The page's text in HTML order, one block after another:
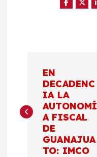
v
EN
DECADENC
IA LA
AUTONOMÍ
A FISCAL
DE
GUANAJUA
TO: IMCO